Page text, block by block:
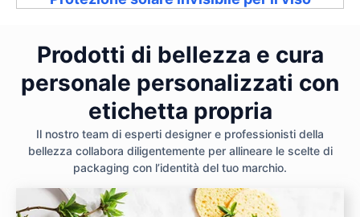
Prodotti di bellezza e cura
personale personalizzati con
etichetta propria
Il nostro team di esperti designer e professionisti della
bellezza collabora diligentemente per allineare le scelte di
packaging con l’identità del tuo marchio.